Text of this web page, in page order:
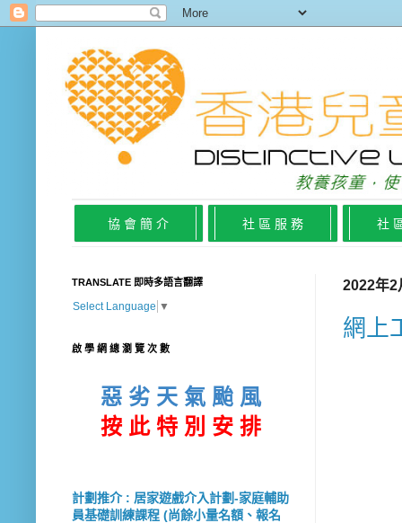
協 會 簡 介 社 區 服 務 社
2022年2
網上
TRANSLATE 即時多語言翻譯
Select Language ▼
啟 學 網 總 瀏 覽 次 數
惡 劣 天 氣 颱 風
按 此 特 別 安 排
計劃推介 : 居家遊戲介入計劃-家庭輔助
員基礎訓練課程 (尚餘小量名額、報名